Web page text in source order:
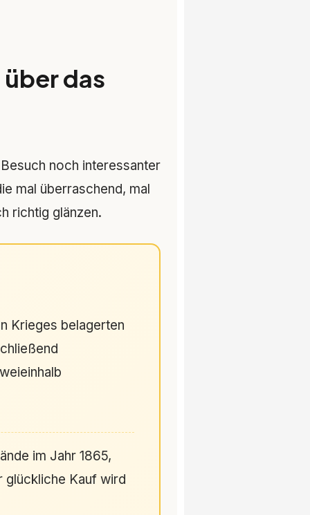
das
noch interessanter
mal überraschend, mal
richtig glänzen.
Krieges belagerten
im Jahr 1865,
glückliche Kauf wird